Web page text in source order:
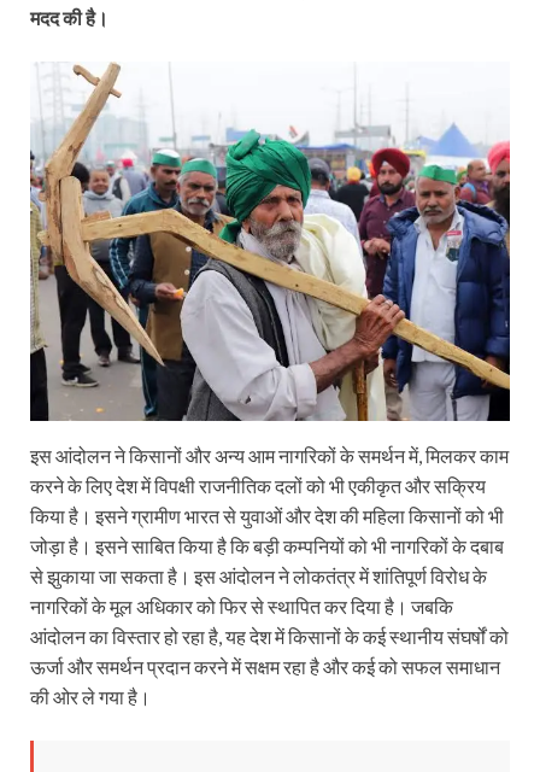
मदद की है।
इस आंदोलन ने किसानों और अन्य आम नागरिकों के समर्थन में, मिलकर काम
करने के लिए देश में विपक्षी राजनीतिक दलों को भी एकीकृत और सक्रिय
किया है। इसने ग्रामीण भारत से युवाओं और देश की महिला किसानों को भी
जोड़ा है। इसने साबित किया है कि बड़ी कम्पनियों को भी नागरिकों के दबाब
से झुकाया जा सकता है। इस आंदोलन ने लोकतंत्र में शांतिपूर्ण विरोध के
नागरिकों के मूल अधिकार को फिर से स्थापित कर दिया है। जबकि
आंदोलन का विस्तार हो रहा है, यह देश में किसानों के कई स्थानीय संघर्षों को
ऊर्जा और समर्थन प्रदान करने में सक्षम रहा है और कई को सफल समाधान
की ओर ले गया है।